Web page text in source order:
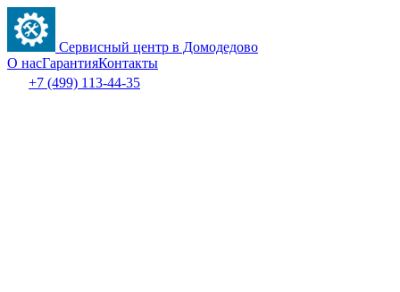
Сервисный центр в Домодедово
О насГарантияКонтакты
+7 (499) 113-44-35